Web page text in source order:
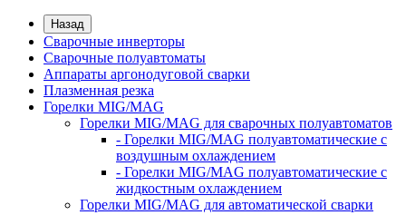
Назад
Сварочные инверторы
Сварочные полуавтоматы
Аппараты аргонодуговой сварки
Плазменная резка
Горелки MIG/MAG
Горелки MIG/MAG для сварочных полуавтоматов
- Горелки MIG/MAG полуавтоматические с
воздушным охлаждением
- Горелки MIG/MAG полуавтоматические с
жидкостным охлаждением
Горелки MIG/MAG для автоматической сварки